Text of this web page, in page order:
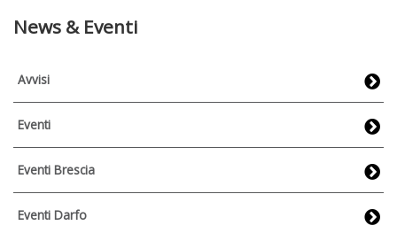
News & Eventi
Avvisi
Eventi
Eventi Brescia
Eventi Darfo